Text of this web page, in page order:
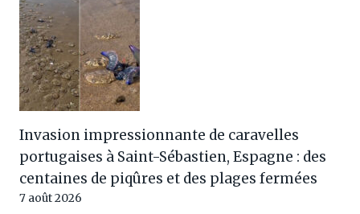
Invasion impressionnante de caravelles
portugaises à Saint-Sébastien, Espagne : des
centaines de piqûres et des plages fermées
7 août 2026